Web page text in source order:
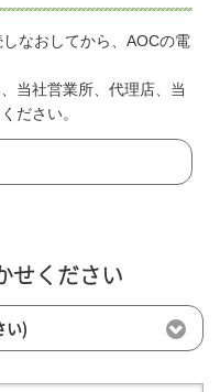
なおしてから、AOCの電
当社営業所、代理店、当
ださい。
せください
い)